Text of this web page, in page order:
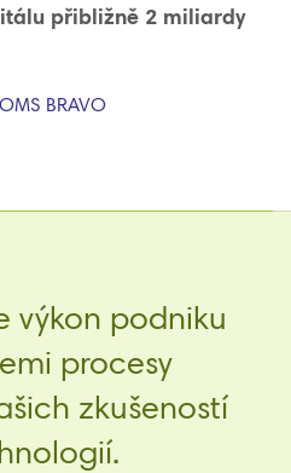
přibližně 2 miliardy
BRAVO
výkon podniku
procesy
zkušeností